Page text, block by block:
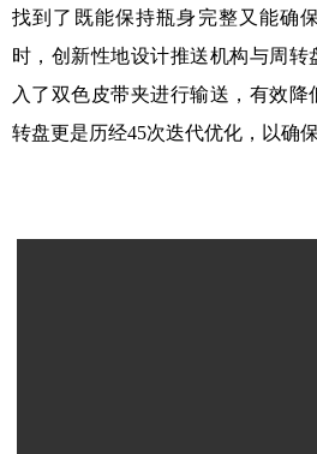
找到了既能保持瓶身完整又能确
时，创新性地设计推送机构与周转
入了双色皮带夹进行输送，有效降
转盘更是历经45次迭代优化，以确